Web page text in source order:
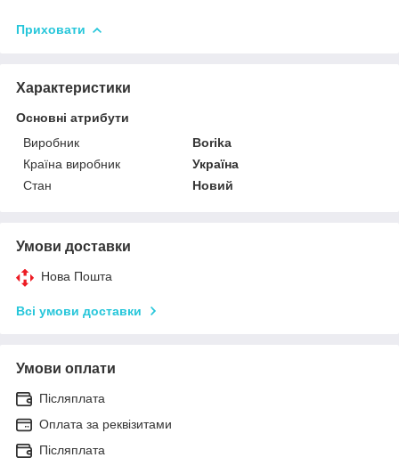
Приховати
Характеристики
Основні атрибути
Виробник
Borika
Країна виробник
Україна
Стан
Новий
Умови доставки
Нова Пошта
Всі умови доставки
Умови оплати
Післяплата
Оплата за реквізитами
Післяплата